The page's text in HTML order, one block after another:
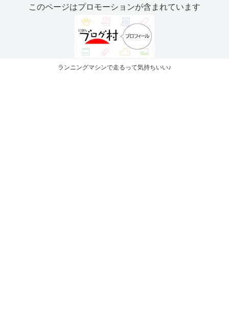
このページはプロモーションが含まれています
ランニングマシンで走るって気持ちいい♪